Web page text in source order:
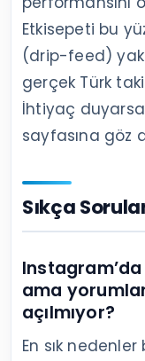
Etkisepeti bu
(drip-feed)
gerçek Türk
İhtiyaç
sayfasına göz
Sıkça
ama
açılmıyor?
En sık